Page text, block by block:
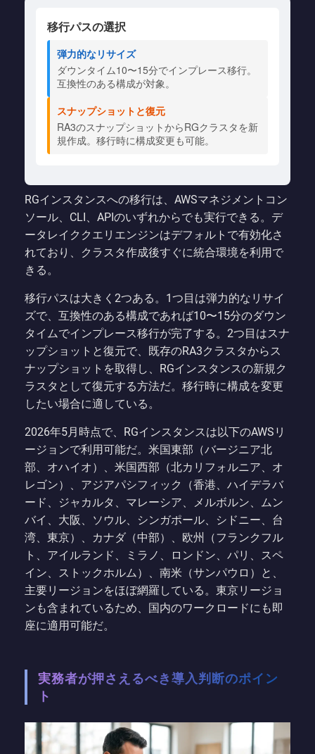
移行パスの選択
弾力的なリサイズ
ダウンタイム10〜15分でインプレース移行。
互換性のある構成が対象。
スナップショットと復元
RA3のスナップショットからRGクラスタを新
規作成。移行時に構成変更も可能。
RGインスタンスへの移行は、AWSマネジメントコン
ソール、CLI、APIのいずれからでも実行できる。デ
ータレイククエリエンジンはデフォルトで有効化さ
れており、クラスタ作成後すぐに統合環境を利用で
きる。
移行パスは大きく2つある。1つ目は弾力的なリサイ
ズで、互換性のある構成であれば10〜15分のダウン
タイムでインプレース移行が完了する。2つ目はスナ
ップショットと復元で、既存のRA3クラスタからス
ナップショットを取得し、RGインスタンスの新規ク
ラスタとして復元する方法だ。移行時に構成を変更
したい場合に適している。
2026年5月時点で、RGインスタンスは以下のAWSリ
ージョンで利用可能だ。米国東部（バージニア北
部、オハイオ）、米国西部（北カリフォルニア、オ
レゴン）、アジアパシフィック（香港、ハイデラバ
ード、ジャカルタ、マレーシア、メルボルン、ムン
バイ、大阪、ソウル、シンガポール、シドニー、台
湾、東京）、カナダ（中部）、欧州（フランクフル
ト、アイルランド、ミラノ、ロンドン、パリ、スペ
イン、ストックホルム）、南米（サンパウロ）と、
主要リージョンをほぼ網羅している。東京リージョ
ンも含まれているため、国内のワークロードにも即
座に適用可能だ。
実務者が押さえるべき導入判断のポイン
ト